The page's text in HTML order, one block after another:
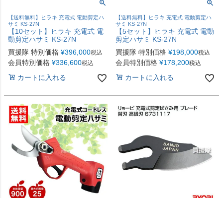
【送料無料】ヒラキ 充電式 電動剪定ハ
サミ KS-27N
【10セット】ヒラキ 充電式 電
動剪定ハサミ KS-27N
買援隊 特別価格 ¥396,000税込
会員特別価格 ¥336,600税込
カートに入れる
【送料無料】ヒラキ 充電式 電動剪定ハ
サミ KS-27N
【5セット】ヒラキ 充電式 電動
剪定ハサミ KS-27N
買援隊 特別価格 ¥198,000税込
会員特別価格 ¥178,200税込
カートに入れる